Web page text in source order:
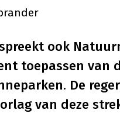
ook
toepassen van
De
van deze